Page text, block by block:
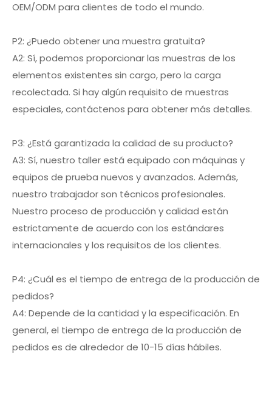
OEM/ODM para clientes de todo el mundo.
P2: ¿Puedo obtener una muestra gratuita?
A2: Sí, podemos proporcionar las muestras de los
elementos existentes sin cargo, pero la carga
recolectada. Si hay algún requisito de muestras
especiales, contáctenos para obtener más detalles.
P3: ¿Está garantizada la calidad de su producto?
A3: Sí, nuestro taller está equipado con máquinas y
equipos de prueba nuevos y avanzados. Además,
nuestro trabajador son técnicos profesionales.
Nuestro proceso de producción y calidad están
estrictamente de acuerdo con los estándares
internacionales y los requisitos de los clientes.
P4: ¿Cuál es el tiempo de entrega de la producción de
pedidos?
A4: Depende de la cantidad y la especificación. En
general, el tiempo de entrega de la producción de
pedidos es de alrededor de 10-15 días hábiles.